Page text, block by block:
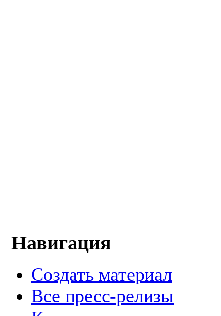
Навигация
Создать материал
Все пресс-релизы